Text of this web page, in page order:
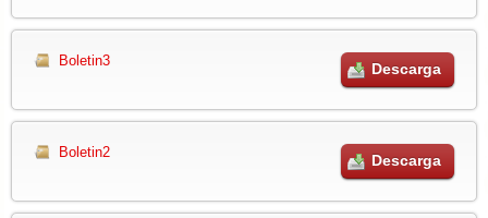
Boletin3 Descarga
Boletin2 Descarga